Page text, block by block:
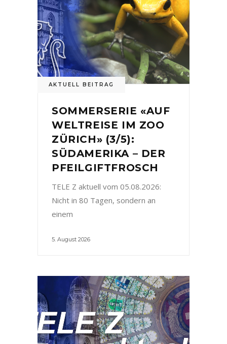
AKTUELL BEITRAG
SOMMERSERIE «AUF
WELTREISE IM ZOO
ZÜRICH» (3/5):
SÜDAMERIKA – DER
PFEILGIFTFROSCH
TELE Z aktuell vom 05.08.2026:
Nicht in 80 Tagen, sondern an
einem
5. August 2026